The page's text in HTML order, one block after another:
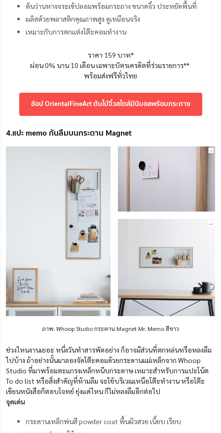
ต้นว่านหางจระเข้ปลอมพร้อมกระถาง ขนาดจิ๋ว ประหยัดพื้นที่
ผลิตด้วยพลาสติกคุณภาพสูง ดูเหมือนจริง
เหมาะกับการตกแต่งโต๊ะคอมทำงาน
ราคา 159 บาท*
ผ่อน 0% นาน 10 เดือน เฉพาะบัตรเครดิตที่ร่วมรายการ**
พร้อมส่งฟรีทั่วไทย
ช้อป OrientalFineArt ต้นไม้จิ๋วสไตล์มินิมอลพร้อมกระถาง
4.แปะ memo กันลืมบนกระดาน Magnet
ภาพ: Whoop Studio กระดาน Magnet Mr. Memo สีขาว
ช่วงไหนงานเยอะ หนึ่งวันทำสารพัดอย่าง ก็อาจมีส่วนที่ตกหล่นหรือหลงลืม
ไปบ้าง ถ้าอย่างนั้นมาลองจัดโต๊ะคอมด้วยกระดานแม่เหล็กจาก Whoop
Studio ที่มาพร้อมตะแกรงเหล็กหนีบกระดาษ เหมาะสำหรับการแปะโน้ต
To do list หรือสิ่งสำคัญที่ห้ามลืม จะใช้บริเวณเหนือโต๊ะทำงาน หรือโต๊ะ
เขียนหนังสือก็ตอบโจทย์ ยุ่งแค่ไหน ก็ไม่หลงลืมอีกต่อไป
จุดเด่น
กระดานเหล็กพ่นสี powder coat พื้นผิวสวย เนี้ยบ เรียบ